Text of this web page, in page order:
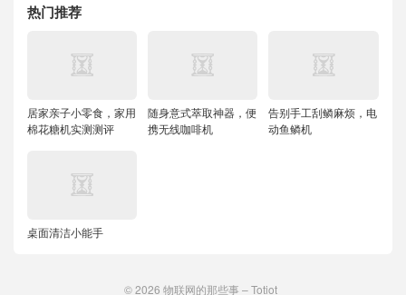
热门推荐
居家亲子小零食，家用
棉花糖机实测测评
随身意式萃取神器，便
携无线咖啡机
告别手工刮鳞麻烦，电
动鱼鳞机
桌面清洁小能手
© 2026 物联网的那些事 – Totiot